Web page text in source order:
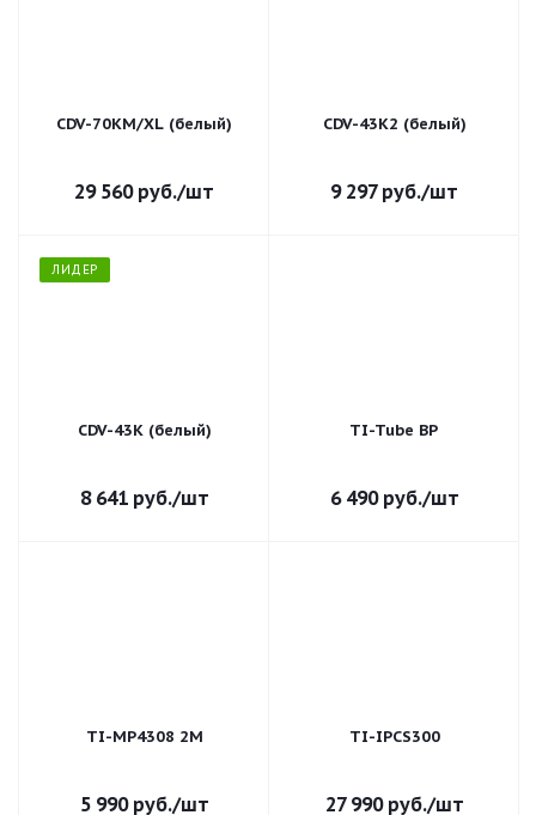
CDV-70KM/XL (белый)
29 560руб./шт
CDV-43K2 (белый)
9 297руб./шт
ЛИДЕР
CDV-43K (белый)
8 641руб./шт
TI-Tube BP
6 490руб./шт
TI-MP4308 2M
5 990руб./шт
TI-IPCS300
27 990руб./шт